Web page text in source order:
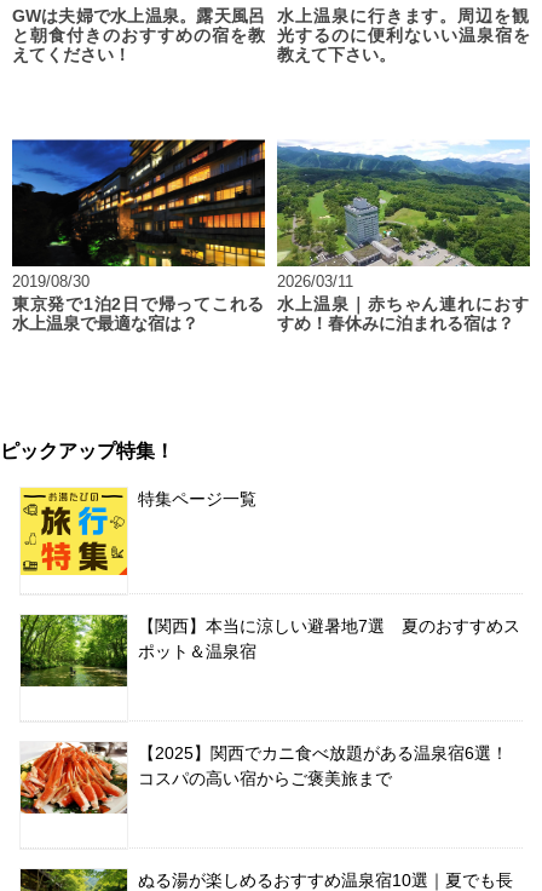
GWは夫婦で水上温泉。露天風呂
と朝食付きのおすすめの宿を教
えてください！
水上温泉に行きます。周辺を観
光するのに便利ないい温泉宿を
教えて下さい。
2019/08/30
東京発で1泊2日で帰ってこれる
水上温泉で最適な宿は？
2026/03/11
水上温泉｜赤ちゃん連れにおす
すめ！春休みに泊まれる宿は？
ピックアップ特集！
特集ページ一覧
【関西】本当に涼しい避暑地7選 夏のおすすめス
ポット＆温泉宿
【2025】関西でカニ食べ放題がある温泉宿6選！
コスパの高い宿からご褒美旅まで
ぬる湯が楽しめるおすすめ温泉宿10選｜夏でも長